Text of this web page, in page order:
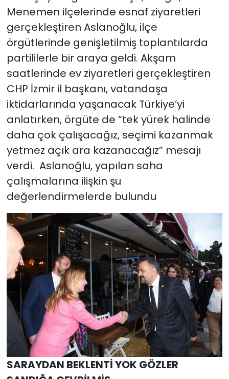
Menemen ilçelerinde esnaf ziyaretleri
gerçekleştiren Aslanoğlu, ilçe
örgütlerinde genişletilmiş toplantılarda
partililerle bir araya geldi. Akşam
saatlerinde ev ziyaretleri gerçekleştiren
CHP İzmir il başkanı, vatandaşa
iktidarlarında yaşanacak Türkiye’yi
anlatırken, örgüte de “tek yürek halinde
daha çok çalışacağız, seçimi kazanmak
yetmez açık ara kazanacağız” mesajı
verdi. Aslanoğlu, yapılan saha
çalışmalarına ilişkin şu
değerlendirmelerde bulundu
SARAYDAN BEKLENTİ YOK GÖZLER
YEREL YÖNETİMLER
Yurt